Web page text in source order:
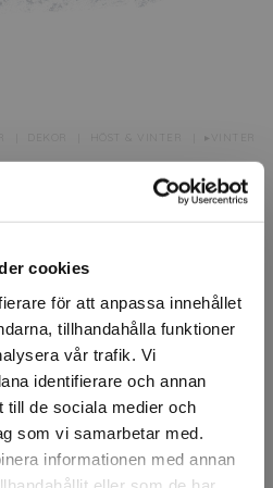
cookies
för att anpassa innehållet
tillhandahålla funktioner
vår trafik. Vi
identifierare och annan
till de sociala medier och
som vi samarbetar med.
informationen med annan
HÖST & VINTER ▸VINTER
på 5 mm.